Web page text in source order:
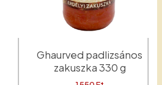
Ghaurved padlizsános
zakuszka 330 g